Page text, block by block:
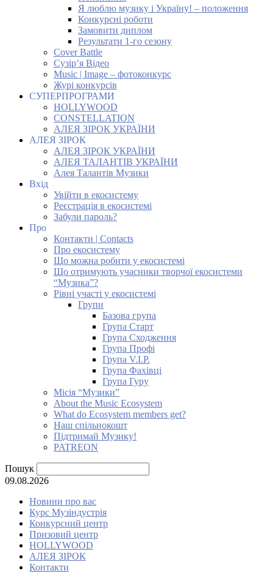
Я люблю музику і Україну! – положення
Конкурсні роботи
Замовити диплом
Результати 1-го сезону
Cover Battle
Сузір’я Відео
Music | Image – фотоконкурс
Журі конкурсів
СУПЕРПРОГРАМИ
HOLLYWOOD
CONSTELLATION
АЛЕЯ ЗІРОК УКРАЇНИ
АЛЕЯ ЗІРОК
АЛЕЯ ЗІРОК УКРАЇНИ
АЛЕЯ ТАЛАНТІВ УКРАЇНИ
Алея Талантів Музики
Вхід
Увійти в екосистему
Реєстрація в екосистемі
Забули пароль?
Про
Контакти | Contacts
Про екосистему
Що можна робити у екосистемі
Що отримують учасники творчої екосистеми
“Музика”?
Рівні участі у екосистемі
Групи
Базова група
Група Старт
Група Сходження
Група Профі
Група V.I.P.
Група Фахівці
Група Гуру
Місія “Музики”
About the Music Ecosystem
What do Ecosystem members get?
Наш спільнокошт
Підтримай Музику!
PATREON
Пошук
09.08.2026
Новини про вас
Курс Музіндустрія
Конкурсний центр
Призовий центр
HOLLYWOOD
АЛЕЯ ЗІРОК
Контакти